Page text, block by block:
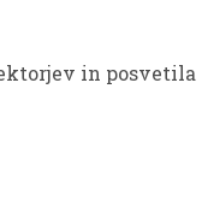
in posvetila